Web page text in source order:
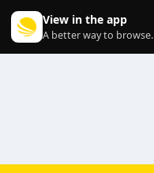
View in the app
A better way to browse.